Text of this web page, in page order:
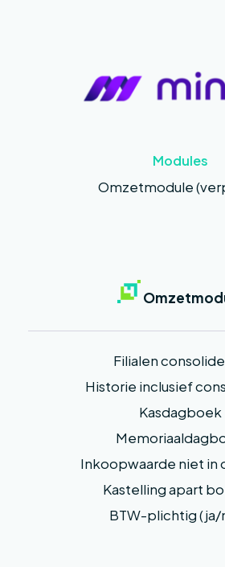
Modules
Omzetmodule
Filialen
Historie inclusief
Kasdagboek
Inkoopwaarde niet in
Kastelling apart
BTW-plichtig (ja/